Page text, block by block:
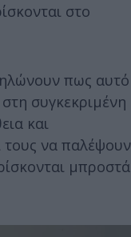
στο
πως αυτό
συγκεκριμένη
και
τους να παλέψουν
μπροστά